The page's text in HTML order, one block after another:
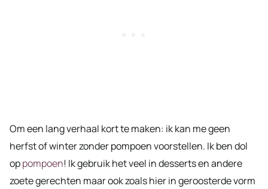
Om een lang verhaal kort te maken: ik kan me geen
herfst of winter zonder pompoen voorstellen. Ik ben dol
oppompoen! Ik gebruik het veel in desserts en andere
zoete gerechten maar ook zoals hier in geroosterde vorm